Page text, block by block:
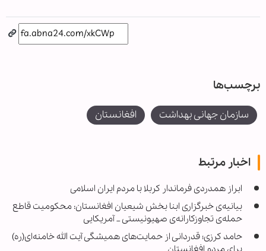
برچسب‌ها
سازمان جهانی بهداشت افغانستان
اخبار مرتبط
ابراز همدردی فرماندار کربلا با مردم ایران اسلامی
بیانیه‌ی خبرگزاری ابنا بخش شیعیان افغانستان: محکومیت قاطع
حمله‌ی تجاوزکارانه‌ی صهیونیستی _ آمریکایی
حامد کرزی؛ قدردانی از حمایت‌های همیشگی آیت الله خامنه‌ای(ره)